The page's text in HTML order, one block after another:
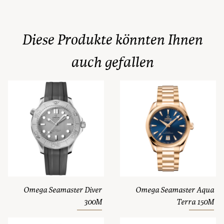
Diese Produkte könnten Ihnen
auch gefallen
Omega Seamaster Diver
300M
Omega Seamaster Aqua
Terra 150M